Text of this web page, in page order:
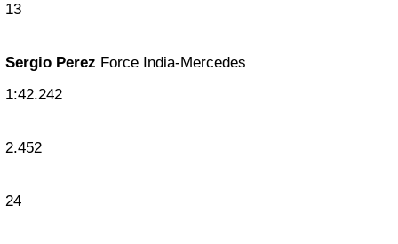
13
Sergio Perez Force India-Mercedes
1:42.242
2.452
24